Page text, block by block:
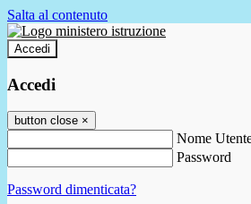
Salta al contenuto
Accedi
Accedi
button close ×
Nome
Password
Password dimenticata?